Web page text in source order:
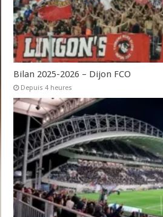
Bilan 2025-2026 – Dijon FCO
Depuis 4 heures